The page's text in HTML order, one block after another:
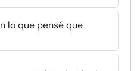
lo que pensé que